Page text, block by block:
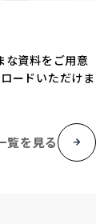
な資料をご用意
ードいただけま
覧を見る